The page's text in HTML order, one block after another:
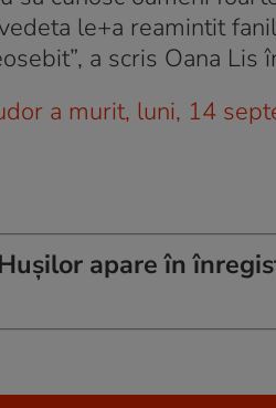
le+a reamintit
a scris Oana
a murit, luni, 14
apare în